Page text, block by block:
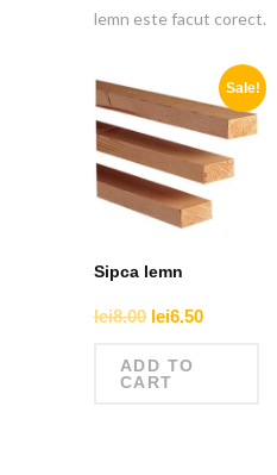
lemn este facut corect.
Sale!
Sipca lemn
lei8.00 lei6.50
ADD TO
CART